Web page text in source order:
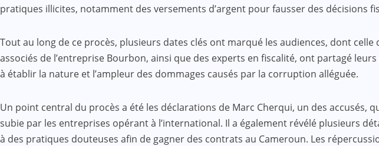
pratiques illicites, notamment des versements d’argent pour fausser des décisions
Tout au long de ce procès, plusieurs dates clés ont marqué les audiences, dont
associés de l’entreprise Bourbon, ainsi que des experts en fiscalité, ont partagé
à établir la nature et l’ampleur des dommages causés par la corruption alléguée.
Un point central du procès a été les déclarations de Marc Cherqui, un des
subie par les entreprises opérant à l’international. Il a également révélé plusieurs
à des pratiques douteuses afin de gagner des contrats au Cameroun. Les